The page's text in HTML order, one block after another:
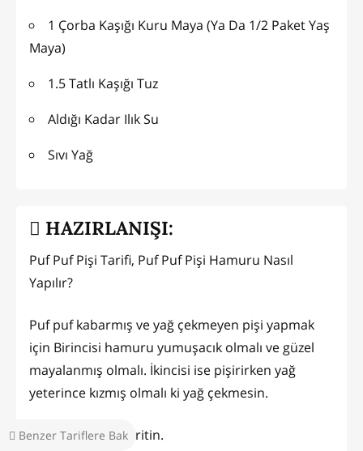
Benzer Tariflere Bak
1 Çorba Kaşığı Kuru Maya (Ya Da 1/2 Paket Yaş
Maya)
1.5 Tatlı Kaşığı Tuz
Aldığı Kadar Ilık Su
Sıvı Yağ
HAZIRLANIŞI:
Puf Puf Pişi Tarifi, Puf Puf Pişi Hamuru Nasıl
Yapılır?
Puf puf kabarmış ve yağ çekmeyen pişi yapmak
için Birincisi hamuru yumuşacık olmalı ve güzel
mayalanmış olmalı. İkincisi ise pişirirken yağ
yeterince kızmış olmalı ki yağ çekmesin.
Ilık suda mayayı eritin.